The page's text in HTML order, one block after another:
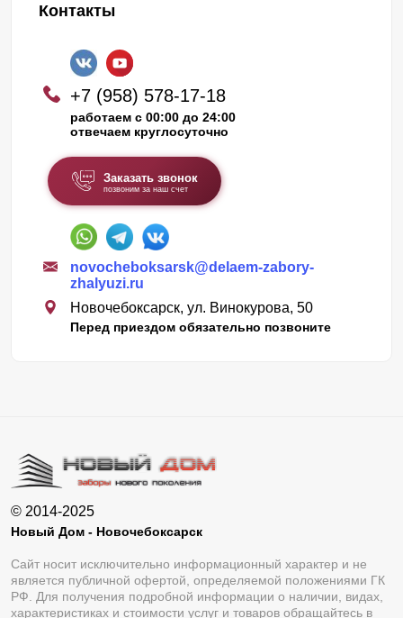
Контакты
+7 (958) 578-17-18
работаем с 00:00 до 24:00
отвечаем круглосуточно
Заказать звонок
позвоним за наш счет
novocheboksarsk@delaem-zabory-
zhalyuzi.ru
Новочебоксарск, ул. Винокурова, 50
Перед приездом обязательно позвоните
© 2014-2025
Новый Дом - Новочебоксарск
Сайт носит исключительно информационный характер и не
является публичной офертой, определяемой положениями ГК
РФ. Для получения подробной информации о наличии, видах,
характеристиках и стоимости услуг и товаров обращайтесь в